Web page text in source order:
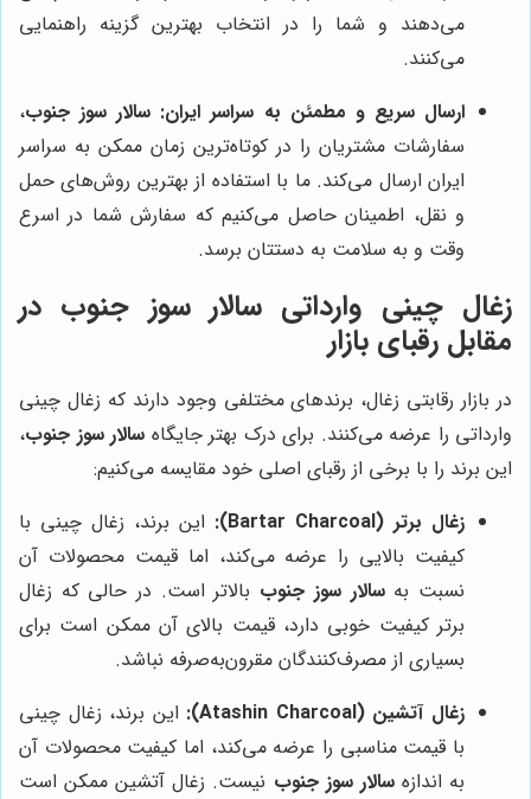
می‌دهند و شما را در انتخاب بهترین گزینه راهنمایی
می‌کنند.
ارسال سریع و مطمئن به سراسر ایران: سالار سوز جنوب،
سفارشات مشتریان را در کوتاه‌ترین زمان ممکن به سراسر
ایران ارسال می‌کند. ما با استفاده از بهترین روش‌های حمل
و نقل، اطمینان حاصل می‌کنیم که سفارش شما در اسرع
وقت و به سلامت به دستتان برسد.
زغال چینی وارداتی سالار سوز جنوب در
مقابل رقبای بازار
در بازار رقابتی زغال، برندهای مختلفی وجود دارند که زغال چینی
وارداتی را عرضه می‌کنند. برای درک بهتر جایگاه سالار سوز جنوب،
این برند را با برخی از رقبای اصلی خود مقایسه می‌کنیم:
زغال برتر (Bartar Charcoal):
این برند، زغال چینی با
کیفیت بالایی را عرضه می‌کند، اما قیمت محصولات آن
نسبت بهسالار سوز جنوب بالاتر است. در حالی که زغال
برتر کیفیت خوبی دارد، قیمت بالای آن ممکن است برای
بسیاری از مصرف‌کنندگان مقرون‌به‌صرفه نباشد.
زغال آتشین (Atashin Charcoal):
این برند، زغال چینی
با قیمت مناسبی را عرضه می‌کند، اما کیفیت محصولات آن
به اندازهسالار سوز جنوب نیست. زغال آتشین ممکن است